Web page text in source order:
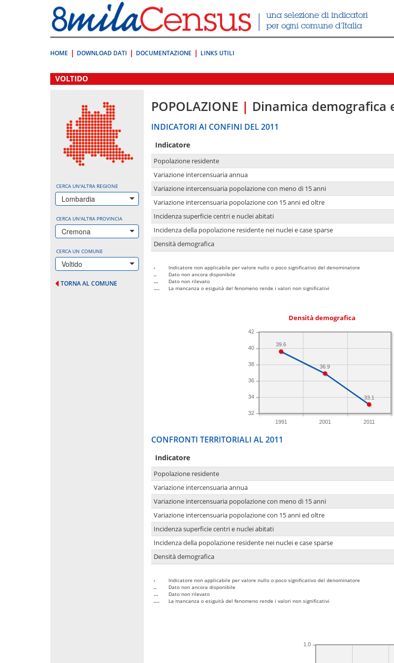
direttamente
a:
Contenuto
HOME DOWNLOAD DATI DOCUMENTAZIONE LINKS UTILI
.
VOLTIDO
CERCA UN'ALTRA REGIONE
Lombardia
CERCA UN'ALTRA PROVINCIA
Cremona
CERCA UN COMUNE
Voltido
TORNA AL COMUNE
POPOLAZIONE | Dinamica demografica
INDICATORI AI CONFINI DEL 2011
Indicatore
Popolazione residente
Variazione intercensuaria annua
Variazione intercensuaria popolazione con meno di 15 anni
Variazione intercensuaria popolazione con 15 anni ed oltre
Incidenza superficie centri e nuclei abitati
Incidenza della popolazione residente nei nuclei e case sparse
Densità demografica
-
Indicatore non applicabile per valore nullo o poco significativo del denominatore
..
Dato non ancora disponibile
...
Dato non rilevato
....
La mancanza o esiguità del fenomeno rende i valori non significativi
Densità demografica
1991 2001 2011
32
34
36
38
40
42
33.1
36.9
39.6
CONFRONTI TERRITORIALI AL 2011
Indicatore
Popolazione residente
Variazione intercensuaria annua
Variazione intercensuaria popolazione con meno di 15 anni
Variazione intercensuaria popolazione con 15 anni ed oltre
Incidenza superficie centri e nuclei abitati
Incidenza della popolazione residente nei nuclei e case sparse
Densità demografica
-
Indicatore non applicabile per valore nullo o poco significativo del denominatore
..
Dato non ancora disponibile
...
Dato non rilevato
....
La mancanza o esiguità del fenomeno rende i valori non significativi
1.0